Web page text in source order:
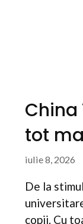
tot
iulie 8, 2026
De la
copii. Cu